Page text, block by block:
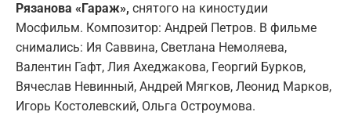
Рязанова «Гараж», снятого на киностудии
Мосфильм. Композитор: Андрей Петров. В фильме
снимались: Ия Саввина, Светлана Немоляева,
Валентин Гафт, Лия Ахеджакова, Георгий Бурков,
Вячеслав Невинный, Андрей Мягков, Леонид Марков,
Игорь Костолевский, Ольга Остроумова.